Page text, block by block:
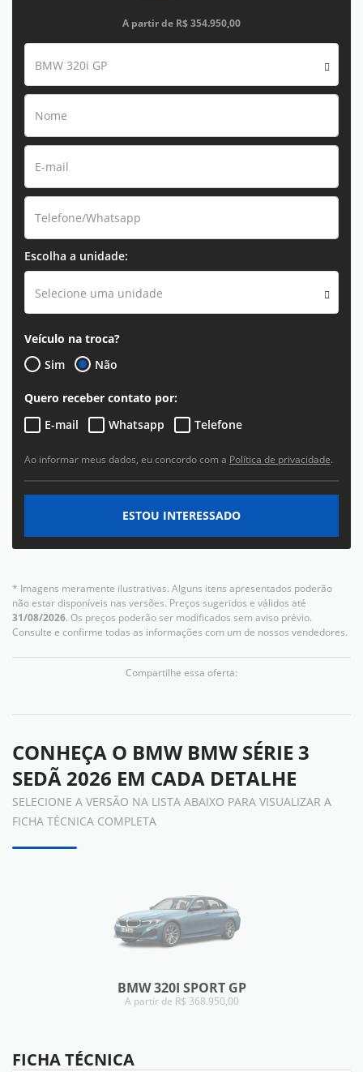
* Imagens meramente ilustrativas. Alguns itens apresentados poderão
não estar disponíveis nas versões. Preços sugeridos e válidos até
31/08/2026. Os preços poderão ser modificados sem aviso prévio.
Consulte e confirme todas as informações com um de nossos vendedores.
Compartilhe essa oferta:
A partir de R$ 354.950,00
BMW 320i GP
Escolha a unidade:
Selecione uma unidade
Veículo na troca?
Sim
Não
Quero receber contato por:
E-mail
Whatsapp Telefone
Ao informar meus dados, eu concordo com a Política de privacidade.
ESTOU INTERESSADO
CONHEÇA O BMW BMW SÉRIE 3
SEDÃ 2026 EM CADA DETALHE
SELECIONE A VERSÃO NA LISTA ABAIXO PARA VISUALIZAR A
FICHA TÉCNICA COMPLETA
BMW 320I SPORT GP
A partir de R$ 368.950,00
FICHA TÉCNICA